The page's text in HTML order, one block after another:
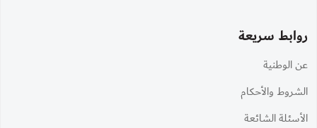
روابط سريعة
عن الوطنية
الشروط والأحكام
الأسئلة الشائعة